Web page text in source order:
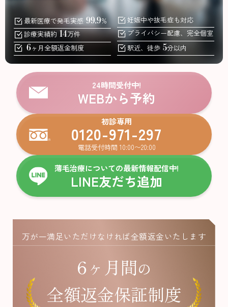
円形脱毛症治療 オルミエント治療薬®
ステロイド局所注射
新宿院 池袋院
表参道院 銀座院
立川院 町田院
横浜院 大宮院
札幌院
仙台院 京都院
名古屋院 大阪梅田院
神戸三宮院 福岡院
よくある質問
年代別お悩みガイド
FAGAコラム
FAGAセルフチェック診断
治療の流れ
ドクター紹介
最新医療で発毛実感 99.9% 妊娠中や抜毛症も対応
診療実績約 14万件 プライバシー配慮、 完全個室
6ヶ月全額返金制度 駅近、徒歩 5分以内
24時間受付中!
WEBから予約
初診専用
0120-971-297
電話受付時間 10:00〜20:00
薄毛治療についての最新情報配信中!
LINE友だち追加
万が一満足いただけなければ全額返金いたします
6ヶ月間の
全額返金保証制度